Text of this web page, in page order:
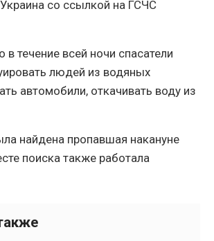
со ссылкой на ГСЧС
в течение всей ночи спасатели
людей из водяных
автомобили, откачивать воду из
найдена пропавшая накануне
поиска также работала